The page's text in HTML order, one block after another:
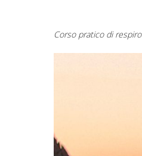
Corso pratico di respiro